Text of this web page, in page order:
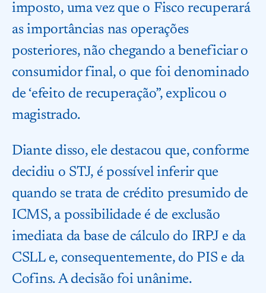
imposto, uma vez que o Fisco recuperará
as importâncias nas operações
posteriores, não chegando a beneficiar o
consumidor final, o que foi denominado
de ‘efeito de recuperação”, explicou o
magistrado.
Diante disso, ele destacou que, conforme
decidiu o STJ, é possível inferir que
quando se trata de crédito presumido de
ICMS, a possibilidade é de exclusão
imediata da base de cálculo do IRPJ e da
CSLL e, consequentemente, do PIS e da
Cofins. A decisão foi unânime.